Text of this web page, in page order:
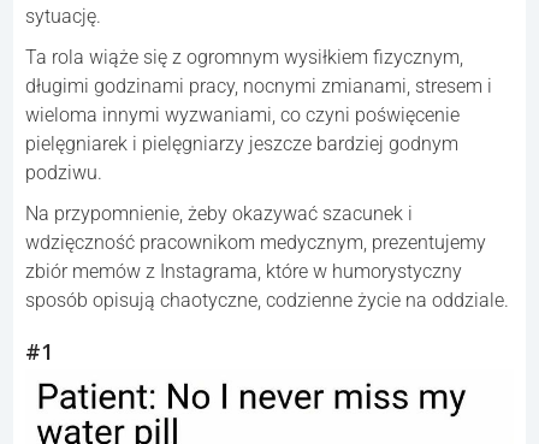
sytuację.
Ta rola wiąże się z ogromnym wysiłkiem fizycznym,
długimi godzinami pracy, nocnymi zmianami, stresem i
wieloma innymi wyzwaniami, co czyni poświęcenie
pielęgniarek i pielęgniarzy jeszcze bardziej godnym
podziwu.
Na przypomnienie, żeby okazywać szacunek i
wdzięczność pracownikom medycznym, prezentujemy
zbiór memów z Instagrama, które w humorystyczny
sposób opisują chaotyczne, codzienne życie na oddziale.
#1